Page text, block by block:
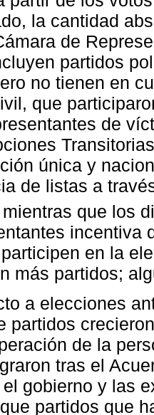
la cantidad
de
partidos
no tienen en
que
de
única y
de listas a
mientras que los
incentiva
en la
más partidos;
a elecciones
partidos
de la
tras el
gobierno y las
partidos que